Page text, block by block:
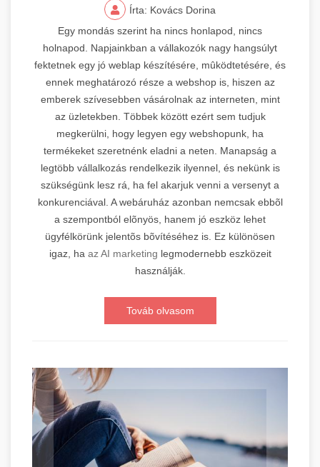
Írta: Kovács Dorina
Egy mondás szerint ha nincs honlapod, nincs
holnapod. Napjainkban a vállakozók nagy hangsúlyt
fektetnek egy jó weblap készítésére, mûködtetésére, és
ennek meghatározó része a webshop is, hiszen az
emberek szívesebben vásárolnak az interneten, mint
az üzletekben. Többek között ezért sem tudjuk
megkerülni, hogy legyen egy webshopunk, ha
termékeket szeretnénk eladni a neten. Manapság a
legtöbb vállalkozás rendelkezik ilyennel, és nekünk is
szükségünk lesz rá, ha fel akarjuk venni a versenyt a
konkurenciával. A webáruház azonban nemcsak ebbõl
a szempontból elõnyös, hanem jó eszköz lehet
ügyfélkörünk jelentõs bõvítéséhez is. Ez különösen
igaz, ha az AI marketing legmodernebb eszközeit
használják.
Továb olvasom